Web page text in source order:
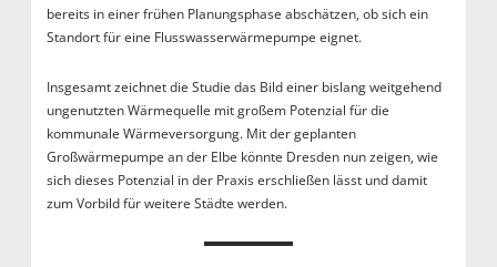
bereits in einer frühen Planungsphase abschätzen, ob sich ein
Standort für eine Flusswasserwärmepumpe eignet.
Insgesamt zeichnet die Studie das Bild einer bislang weitgehend
ungenutzten Wärmequelle mit großem Potenzial für die
kommunale Wärmeversorgung. Mit der geplanten
Großwärmepumpe an der Elbe könnte Dresden nun zeigen, wie
sich dieses Potenzial in der Praxis erschließen lässt und damit
zum Vorbild für weitere Städte werden.